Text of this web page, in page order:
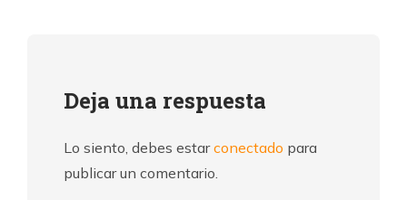
Deja una respuesta
Lo siento, debes estarconectado para
publicar un comentario.